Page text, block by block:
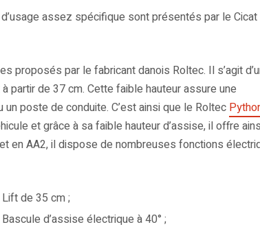
assez spécifique sont présentés par le Cicat
proposés par le fabricant danois Roltec. Il s’agit
partir de 37 cm. Cette faible hauteur assure une
poste de conduite. C’est ainsi que le Roltec
et grâce à sa faible hauteur d’assise, il offre
en AA2, il dispose de nombreuses fonctions
Lift de 35 cm ;
Bascule d’assise électrique à 40° ;